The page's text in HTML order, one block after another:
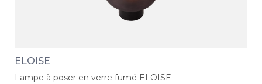
ELOISE
Lampe à poser en verre fumé ELOISE